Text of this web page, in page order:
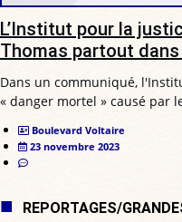
L’Institut pour la
Thomas partout dans
Dans un communiqué,
« danger mortel » causé par
Boulevard Voltaire
23 novembre 2023
REPORTAGES/